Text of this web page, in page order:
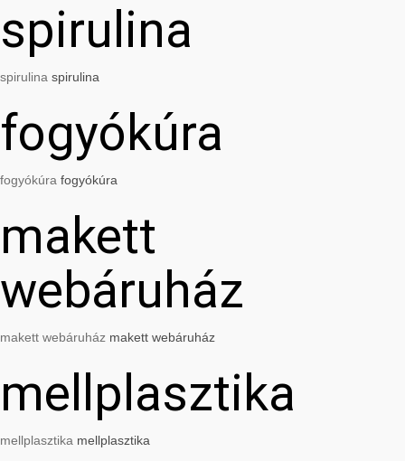
spirulina
spirulina spirulina
fogyókúra
fogyókúra fogyókúra
makett
webáruház
makett webáruház makett webáruház
mellplasztika
mellplasztika mellplasztika